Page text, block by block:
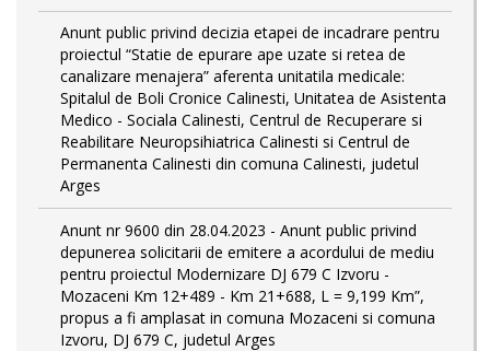
Anunt public privind decizia etapei de incadrare pentru
proiectul “Statie de epurare ape uzate si retea de
canalizare menajera” aferenta unitatila medicale:
Spitalul de Boli Cronice Calinesti, Unitatea de Asistenta
Medico - Sociala Calinesti, Centrul de Recuperare si
Reabilitare Neuropsihiatrica Calinesti si Centrul de
Permanenta Calinesti din comuna Calinesti, judetul
Arges
Anunt nr 9600 din 28.04.2023 - Anunt public privind
depunerea solicitarii de emitere a acordului de mediu
pentru proiectul Modernizare DJ 679 C Izvoru -
Mozaceni Km 12+489 - Km 21+688, L = 9,199 Km”,
propus a fi amplasat in comuna Mozaceni si comuna
Izvoru, DJ 679 C, judetul Arges